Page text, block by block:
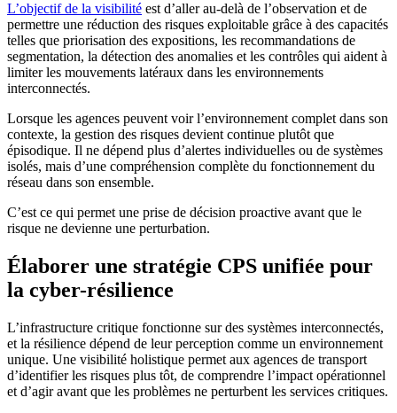
L’objectif de la visibilité est d’aller au-delà de l’observation et de
permettre une réduction des risques exploitable grâce à des capacités
telles que priorisation des expositions, les recommandations de
segmentation, la détection des anomalies et les contrôles qui aident à
limiter les mouvements latéraux dans les environnements
interconnectés.
Lorsque les agences peuvent voir l’environnement complet dans son
contexte, la gestion des risques devient continue plutôt que
épisodique. Il ne dépend plus d’alertes individuelles ou de systèmes
isolés, mais d’une compréhension complète du fonctionnement du
réseau dans son ensemble.
C’est ce qui permet une prise de décision proactive avant que le
risque ne devienne une perturbation.
Élaborer une stratégie CPS unifiée pour
la cyber-résilience
L’infrastructure critique fonctionne sur des systèmes interconnectés,
et la résilience dépend de leur perception comme un environnement
unique. Une visibilité holistique permet aux agences de transport
d’identifier les risques plus tôt, de comprendre l’impact opérationnel
et d’agir avant que les problèmes ne perturbent les services critiques.